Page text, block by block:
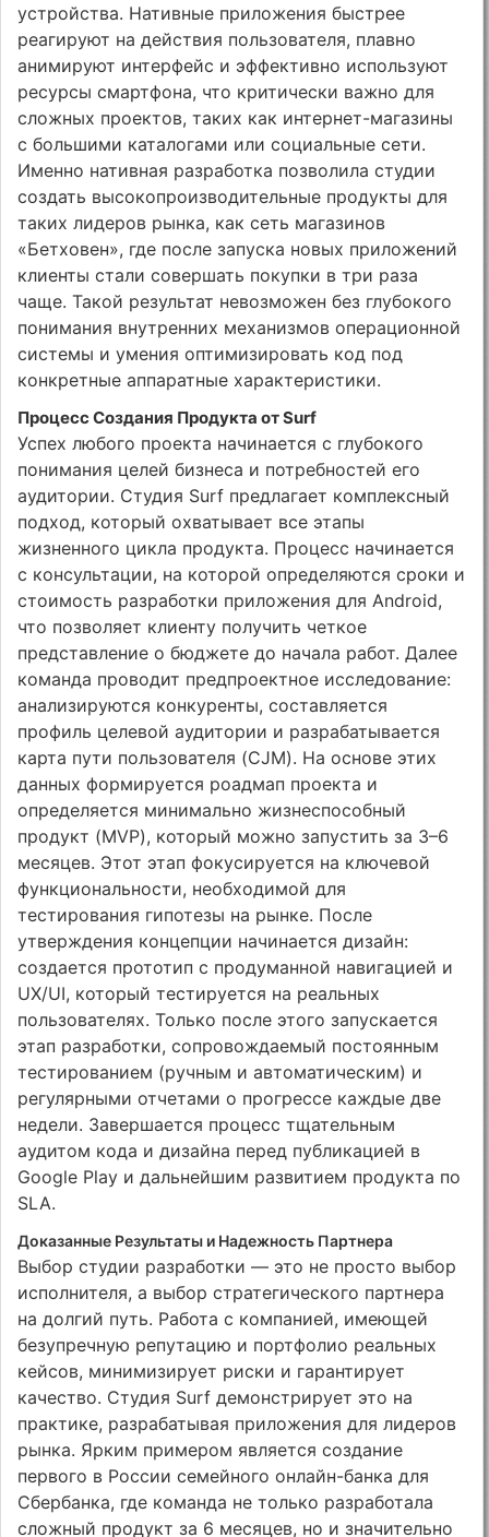
устройства. Нативные приложения быстрее
реагируют на действия пользователя, плавно
анимируют интерфейс и эффективно используют
ресурсы смартфона, что критически важно для
сложных проектов, таких как интернет-магазины
с большими каталогами или социальные сети.
Именно нативная разработка позволила студии
создать высокопроизводительные продукты для
таких лидеров рынка, как сеть магазинов
«Бетховен», где после запуска новых приложений
клиенты стали совершать покупки в три раза
чаще. Такой результат невозможен без глубокого
понимания внутренних механизмов операционной
системы и умения оптимизировать код под
конкретные аппаратные характеристики.
Процесс Создания Продукта от Surf
Успех любого проекта начинается с глубокого
понимания целей бизнеса и потребностей его
аудитории. Студия Surf предлагает комплексный
подход, который охватывает все этапы
жизненного цикла продукта. Процесс начинается
с консультации, на которой определяются сроки и
стоимость разработки приложения для Android,
что позволяет клиенту получить четкое
представление о бюджете до начала работ. Далее
команда проводит предпроектное исследование:
анализируются конкуренты, составляется
профиль целевой аудитории и разрабатывается
карта пути пользователя (CJM). На основе этих
данных формируется роадмап проекта и
определяется минимально жизнеспособный
продукт (MVP), который можно запустить за 3–6
месяцев. Этот этап фокусируется на ключевой
функциональности, необходимой для
тестирования гипотезы на рынке. После
утверждения концепции начинается дизайн:
создается прототип с продуманной навигацией и
UX/UI, который тестируется на реальных
пользователях. Только после этого запускается
этап разработки, сопровождаемый постоянным
тестированием (ручным и автоматическим) и
регулярными отчетами о прогрессе каждые две
недели. Завершается процесс тщательным
аудитом кода и дизайна перед публикацией в
Google Play и дальнейшим развитием продукта по
SLA.
Доказанные Результаты и Надежность Партнера
Выбор студии разработки — это не просто выбор
исполнителя, а выбор стратегического партнера
на долгий путь. Работа с компанией, имеющей
безупречную репутацию и портфолио реальных
кейсов, минимизирует риски и гарантирует
качество. Студия Surf демонстрирует это на
практике, разрабатывая приложения для лидеров
рынка. Ярким примером является создание
первого в России семейного онлайн-банка для
Сбербанка, где команда не только разработала
сложный продукт за 6 месяцев, но и значительно